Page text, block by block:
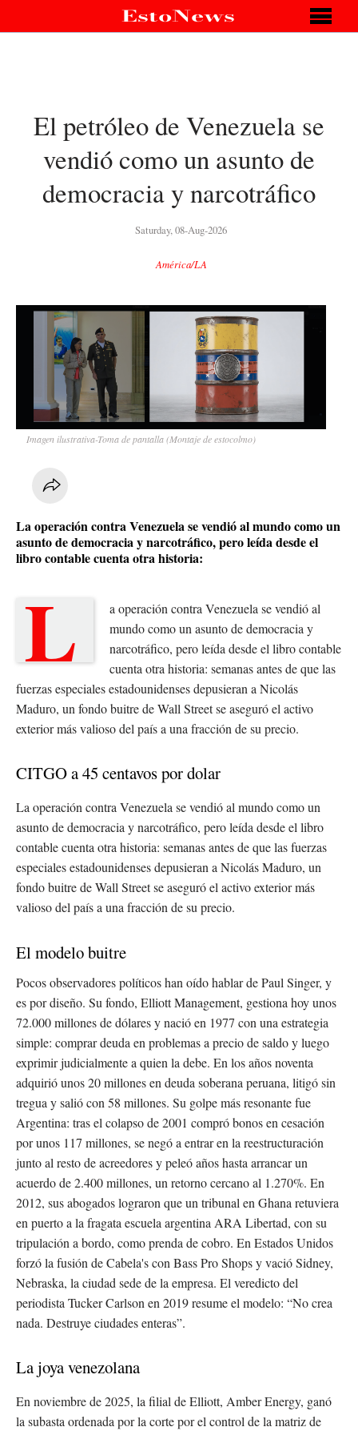
El petróleo de Venezuela se
vendió como un asunto de
democracia y narcotráfico
Saturday, 08-Aug-2026
América/LA
Imagen ilustrativa-Toma de pantalla (Montaje de estocolmo)
La operación contra Venezuela se vendió al mundo como un
asunto de democracia y narcotráfico, pero leída desde el
libro contable cuenta otra historia:
L
a operación contra Venezuela se vendió al
mundo como un asunto de democracia y
narcotráfico, pero leída desde el libro contable
cuenta otra historia: semanas antes de que las
fuerzas especiales estadounidenses depusieran a Nicolás
Maduro, un fondo buitre de Wall Street se aseguró el activo
exterior más valioso del país a una fracción de su precio.
CITGO a 45 centavos por dolar
La operación contra Venezuela se vendió al mundo como un
asunto de democracia y narcotráfico, pero leída desde el libro
contable cuenta otra historia: semanas antes de que las fuerzas
especiales estadounidenses depusieran a Nicolás Maduro, un
fondo buitre de Wall Street se aseguró el activo exterior más
valioso del país a una fracción de su precio.
El modelo buitre
Pocos observadores políticos han oído hablar de Paul Singer, y
es por diseño. Su fondo, Elliott Management, gestiona hoy unos
72.000 millones de dólares y nació en 1977 con una estrategia
simple: comprar deuda en problemas a precio de saldo y luego
exprimir judicialmente a quien la debe. En los años noventa
adquirió unos 20 millones en deuda soberana peruana, litigó sin
tregua y salió con 58 millones. Su golpe más resonante fue
Argentina: tras el colapso de 2001 compró bonos en cesación
por unos 117 millones, se negó a entrar en la reestructuración
junto al resto de acreedores y peleó años hasta arrancar un
acuerdo de 2.400 millones, un retorno cercano al 1.270%. En
2012, sus abogados lograron que un tribunal en Ghana retuviera
en puerto a la fragata escuela argentina ARA Libertad, con su
tripulación a bordo, como prenda de cobro. En Estados Unidos
forzó la fusión de Cabela's con Bass Pro Shops y vació Sidney,
Nebraska, la ciudad sede de la empresa. El veredicto del
periodista Tucker Carlson en 2019 resume el modelo: “No crea
nada. Destruye ciudades enteras”.
La joya venezolana
En noviembre de 2025, la filial de Elliott, Amber Energy, ganó
la subasta ordenada por la corte por el control de la matriz de